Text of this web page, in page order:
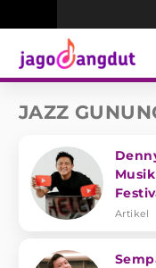
JAZZ
Artikel